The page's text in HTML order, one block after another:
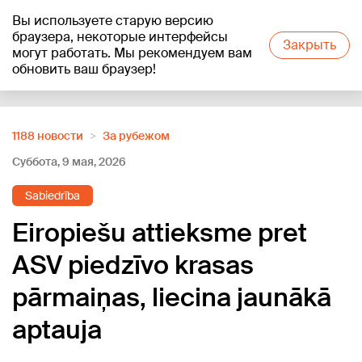
Вы используете старую версию
браузера, некоторые интерфейсы
могут работать. Мы рекомендуем вам
обновить ваш браузер!
Закрыть
+19°C
1188 новости
За рубежом
Суббота, 9 мая, 2026
Sabiedrība
Eiropiešu attieksme pret
ASV piedzīvo krasas
pārmaiņas, liecina jaunākā
aptauja